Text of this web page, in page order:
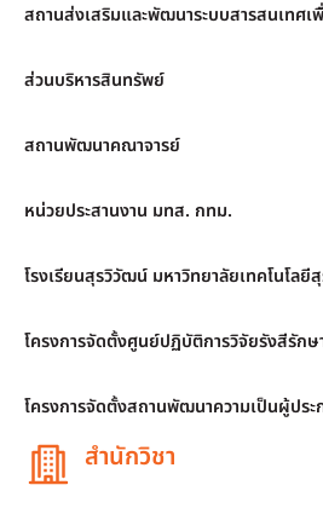
สถานส่งเสริมและพัฒนาระบบสารสนเทศเ
ส่วนบริหารสินทรัพย์
สถานพัฒนาคณาจารย์
หน่วยประสานงาน มทส. กทม.
โรงเรียนสุรวิวัฒน์ มหาวิทยาลัยเทคโนโลยี
โครงการจัดตั้งศูนย์ปฏิบัติการวิจัยรังสีรัก
โครงการจัดตั้งสถานพัฒนาความเป็นผู้ปร
สำนักวิชา